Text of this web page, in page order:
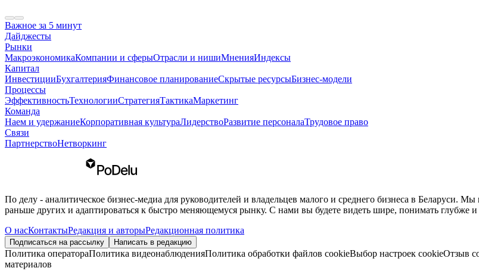
Важное за 5 минут
Дайджесты
Рынки
МакроэкономикаКомпании и сферыОтрасли и нишиМненияИндексы
Капитал
ИнвестицииБухгалтерияФинансовое планированиеСкрытые ресурсыБизнес-модели
Процессы
ЭффективностьТехнологииСтратегияТактикаМаркетинг
Команда
Наем и удержаниеКорпоративная культураЛидерствоРазвитие персоналаТрудовое право
Связи
ПартнерствоНетворкинг
По делу - аналитическое бизнес-медиа для руководителей и владельцев малого и среднего бизнеса в Беларуси.
раньше других и адаптироваться к быстро меняющемуся рынку. С нами вы будете видеть шире, понимать глубже и
О насКонтактыРедакция и авторыРедакционная политика
Подписаться на рассылку Написать в редакцию
Политика оператораПолитика видеонаблюденияПолитика обработки файлов cookieВыбор настроек cookieОтзыв
материалов